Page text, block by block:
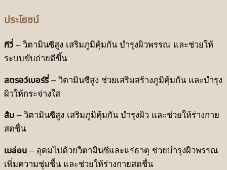
ประโยชน์
กีวี่ – วิตามินซีสูง เสริมภูมิคุ้มกัน บำรุงผิวพรรณ และช่วยให้
ระบบขับถ่ายดีขึ้น
สตรอว์เบอร์รี่– วิตามินซีสูง ช่วยเสริมสร้างภูมิคุ้มกัน และบำรุง
ผิวให้กระจ่างใส
ส้ม – วิตามินซีสูง เสริมภูมิคุ้มกัน บำรุงผิว และช่วยให้ร่างกาย
สดชื่น
เมล่อน – อุดมไปด้วยวิตามินซีและแร่ธาตุ ช่วยบำรุงผิวพรรณ
เพิ่มความชุ่มชื้น และช่วยให้ร่างกายสดชื่น